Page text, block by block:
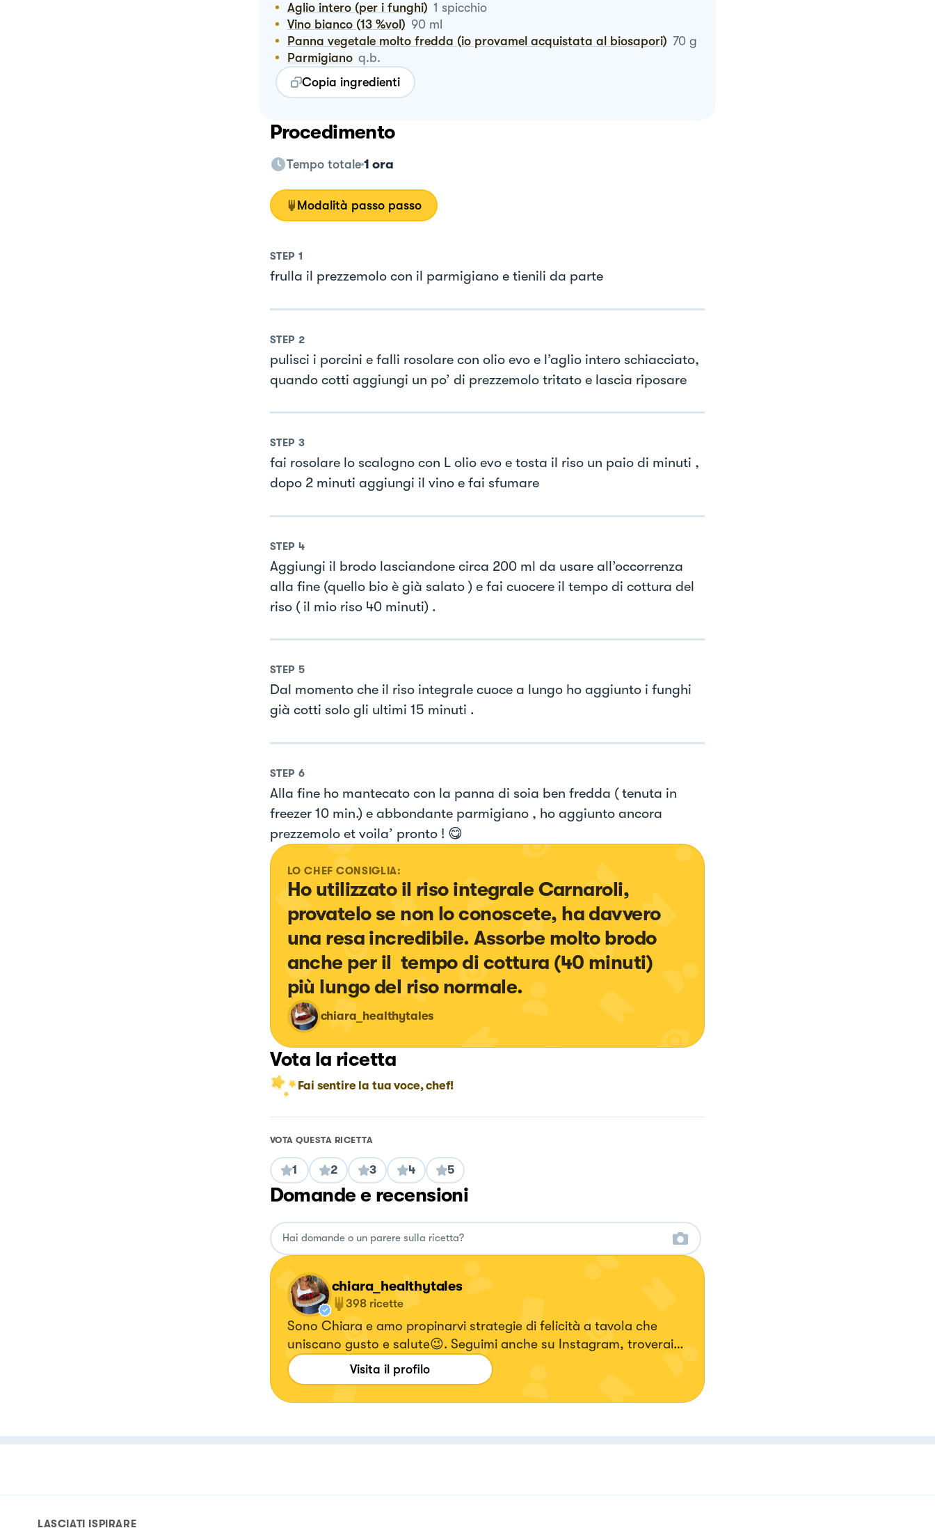
Aglio intero (per i funghi) 1 spicchio
Vino bianco (13 %vol) 90 ml
Panna vegetale molto fredda (io provamel acquistata al biosapori) 70 g
Parmigiano q.b.
Copia ingredienti
Procedimento
Tempo totale 1 ora
Modalità passo passo
STEP 1
frulla il prezzemolo con il parmigiano e tienili da parte
STEP 2
pulisci i porcini e falli rosolare con olio evo e l’aglio intero schiacciato,
quando cotti aggiungi un po’ di prezzemolo tritato e lascia riposare
STEP 3
fai rosolare lo scalogno con L olio evo e tosta il riso un paio di minuti ,
dopo 2 minuti aggiungi il vino e fai sfumare
STEP 4
Aggiungi il brodo lasciandone circa 200 ml da usare all’occorrenza
alla fine (quello bio è già salato ) e fai cuocere il tempo di cottura del
riso ( il mio riso 40 minuti) .
STEP 5
Dal momento che il riso integrale cuoce a lungo ho aggiunto i funghi
già cotti solo gli ultimi 15 minuti .
STEP 6
Alla fine ho mantecato con la panna di soia ben fredda ( tenuta in
freezer 10 min.) e abbondante parmigiano , ho aggiunto ancora
prezzemolo et voila’ pronto ! 😋
LO CHEF CONSIGLIA:
Ho utilizzato il riso integrale Carnaroli,
provatelo se non lo conoscete, ha davvero
una resa incredibile. Assorbe molto brodo
anche per il  tempo di cottura (40 minuti)
più lungo del riso normale.
chiara_healthytales
Vota la ricetta
Fai sentire la tua voce, chef!
VOTA QUESTA RICETTA
1 2 3 4 5
Domande e recensioni
chiara_healthytales
398 ricette
Sono Chiara e amo propinarvi strategie di felicità a tavola che
uniscano gusto e salute😉. Seguimi anche su Instagram, troverai
tutti i video delle ricette 🥰! 👉🏻ig : chiara_healthytales
Visita il profilo
LASCIATI ISPIRARE